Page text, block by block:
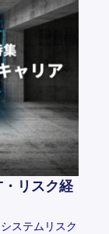
・リスク経
ステムリスク